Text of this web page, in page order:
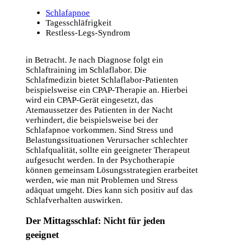
Schlafapnoe
Tagesschläfrigkeit
Restless-Legs-Syndrom
in Betracht. Je nach Diagnose folgt ein
Schlaftraining im Schlaflabor. Die
Schlafmedizin bietet Schlaflabor-Patienten
beispielsweise ein CPAP-Therapie an. Hierbei
wird ein CPAP-Gerät eingesetzt, das
Atemaussetzer des Patienten in der Nacht
verhindert, die beispielsweise bei der
Schlafapnoe vorkommen. Sind Stress und
Belastungssituationen Verursacher schlechter
Schlafqualität, sollte ein geeigneter Therapeut
aufgesucht werden. In der Psychotherapie
können gemeinsam Lösungsstrategien erarbeitet
werden, wie man mit Problemen und Stress
adäquat umgeht. Dies kann sich positiv auf das
Schlafverhalten auswirken.
Der Mittagsschlaf: Nicht für jeden
geeignet